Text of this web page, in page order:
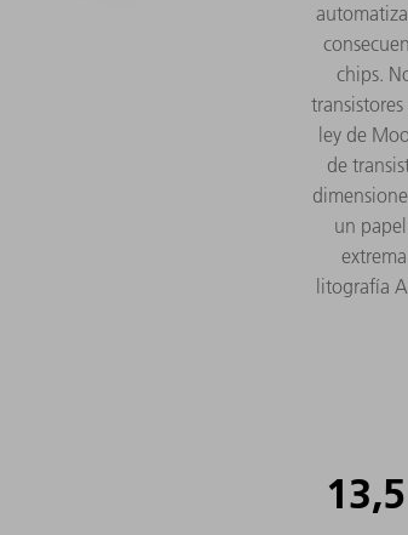
chips.
ley de
de
un
litografía
13,5